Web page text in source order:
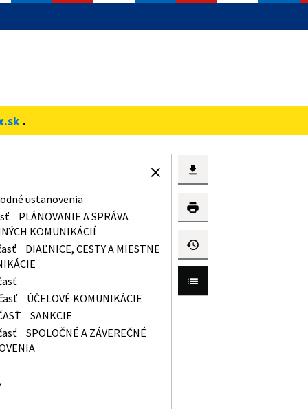
.
ustanovenia
PLÁNOVANIE A SPRÁVA
KOMUNIKÁCIÍ
DIAĽNICE, CESTY A MIESTNE
ÚČELOVÉ KOMUNIKÁCIE
SANKCIE
SPOLOČNÉ A ZÁVEREČNÉ